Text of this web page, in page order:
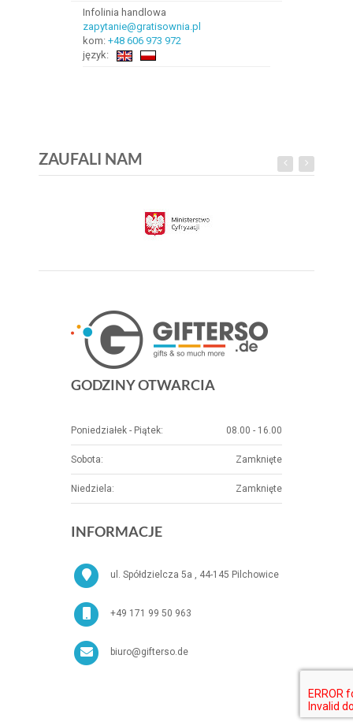
Infolinia handlowa
zapytanie@gratisownia.pl
kom: +48 606 973 972
język:
ZAUFALI NAM
GODZINY OTWARCIA
Poniedziałek - Piątek: 08.00 - 16.00
Sobota: Zamknięte
Niedziela: Zamknięte
INFORMACJE
ul. Spółdzielcza 5a , 44-145 Pilchowice
+49 171 99 50 963
biuro@gifterso.de